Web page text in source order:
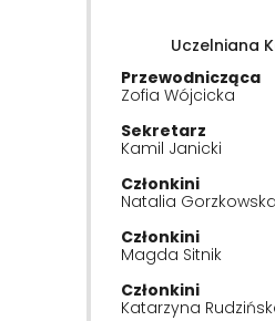
Uczelniana
Przewodnicząca
Zofia Wójcicka
Sekretarz
Kamil Janicki
Członkini
Natalia Gorzkowska
Członkini
Magda Sitnik
Członkini
Katarzyna